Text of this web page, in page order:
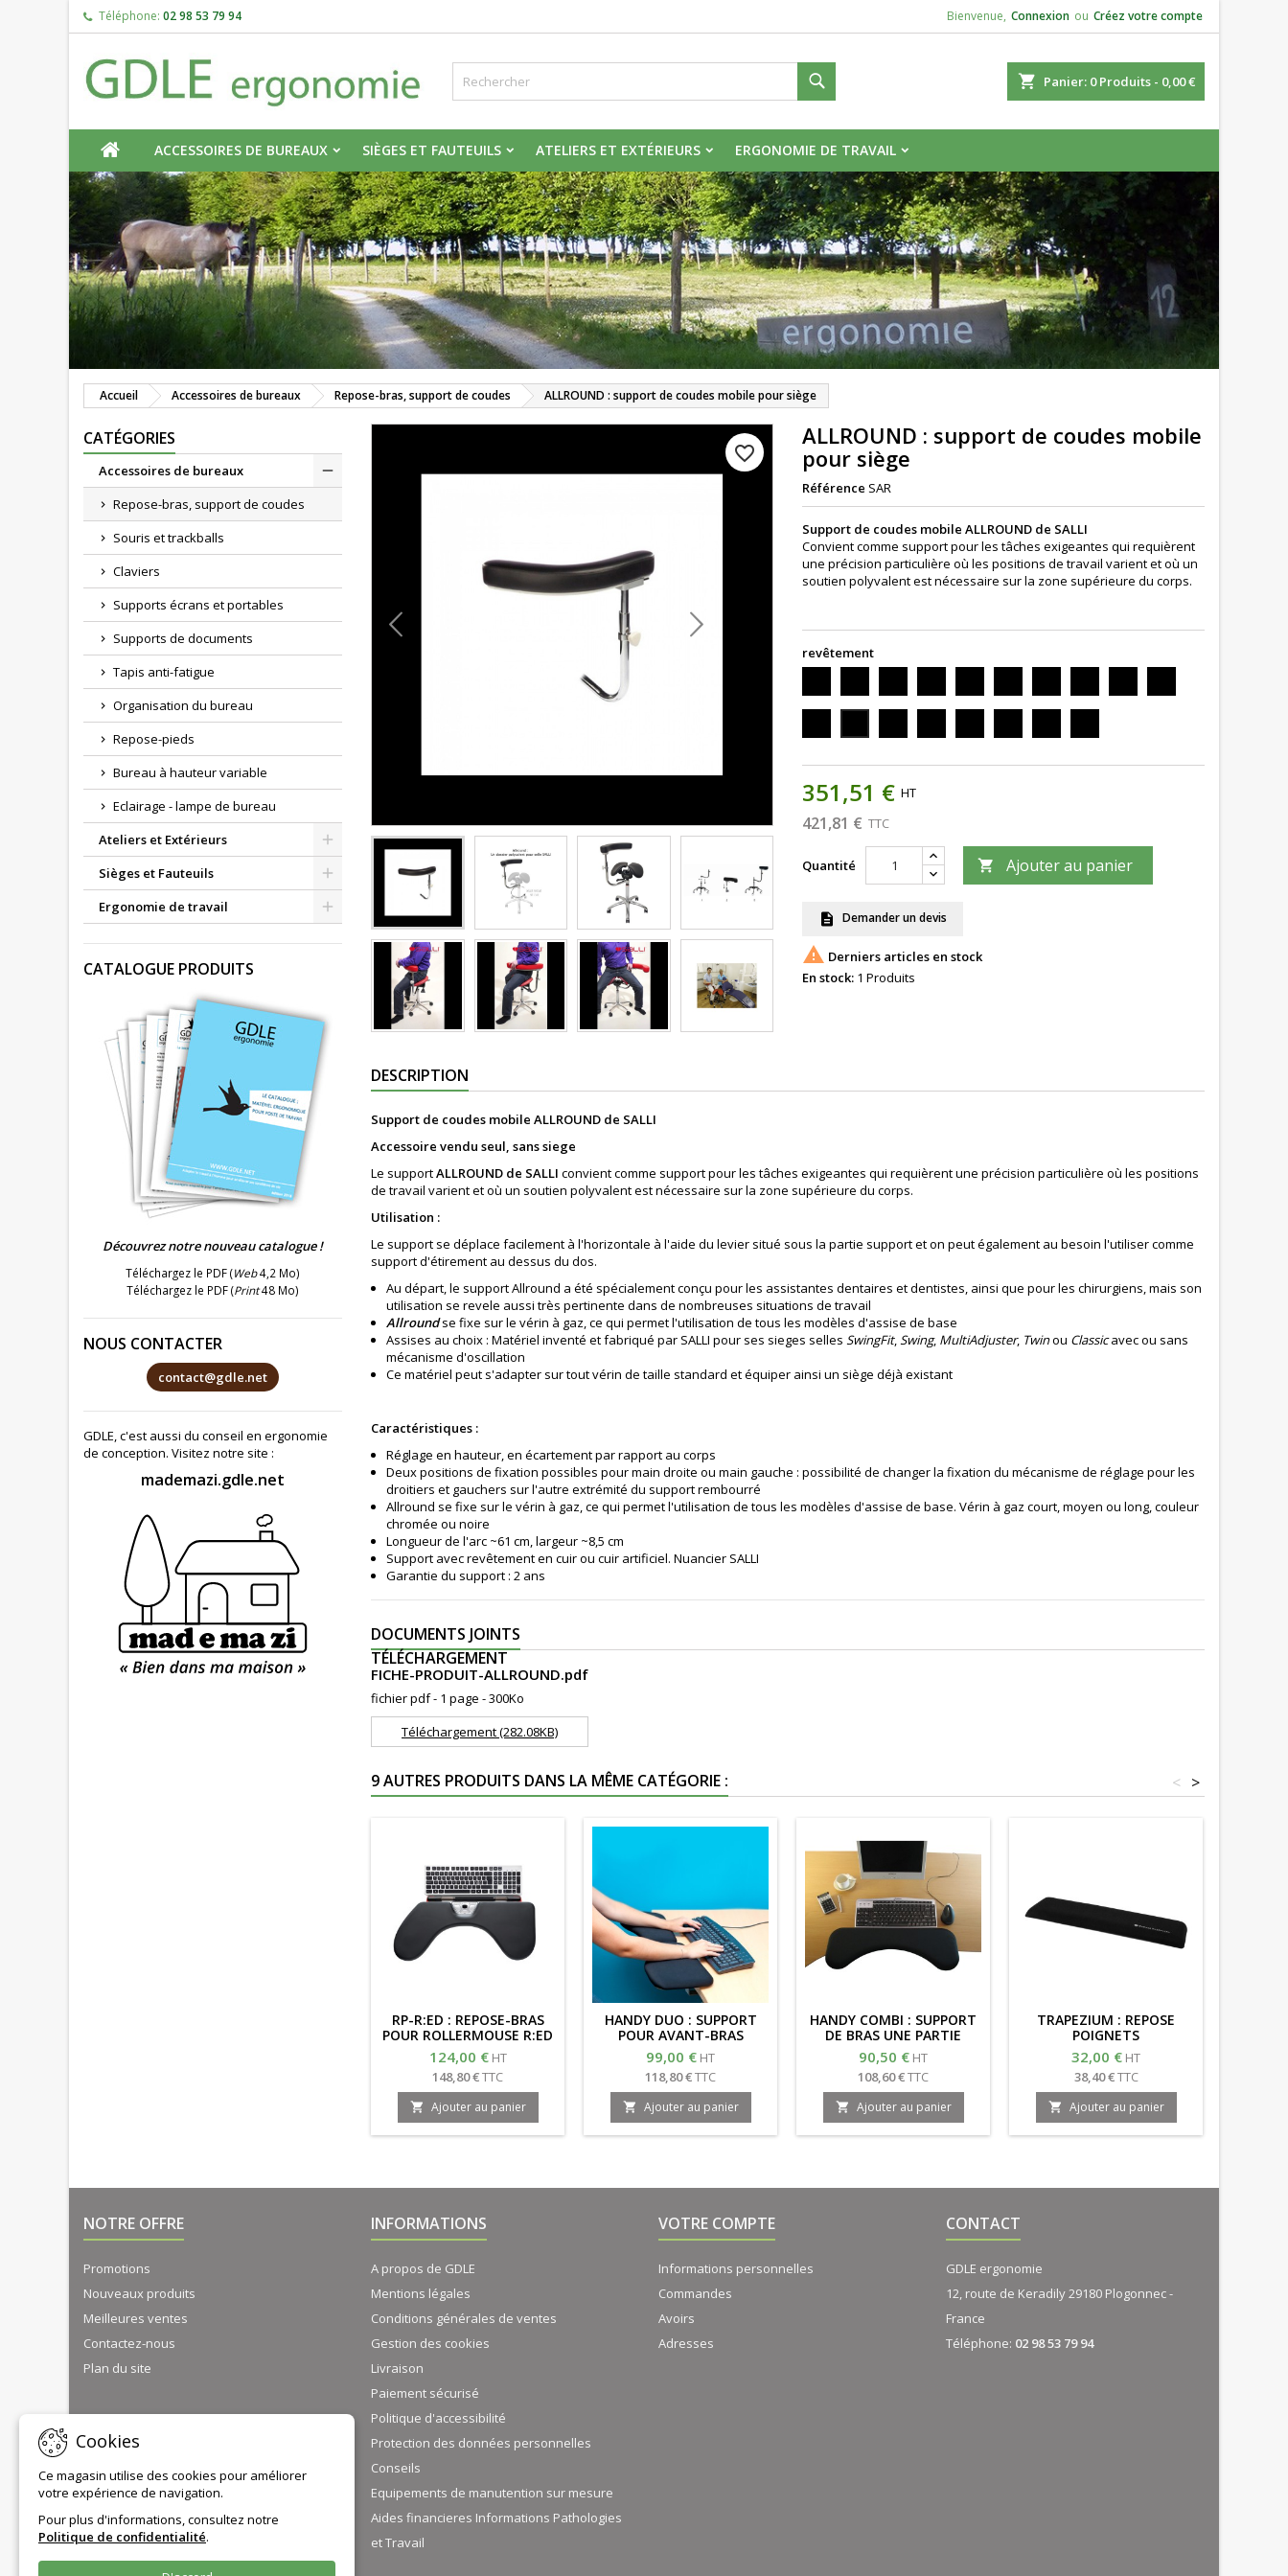
Téléphone: 02 98 53 79 94 Bienvenue, Connexion ou Créez votre compte
Panier 0 Produits - 0,00 €
ACCUEILACCESSOIRES DE BUREAUX SIÈGES ET FAUTEUILS ATELIERS ET EXTÉRIEURS ERGONOMIE DE TRAVAIL
Accueil Accessoires de bureaux Repose-bras, support de coudes ALLROUND : support de coudes mobile pour siège
CATÉGORIES
Accessoires de bureaux
Repose-bras, support de coudes
Souris et trackballs
Claviers
Supports écrans et portables
Supports de documents
Tapis anti-fatigue
Organisation du bureau
Repose-pieds
Bureau à hauteur variable
Eclairage - lampe de bureau
Ateliers et Extérieurs
Sièges et Fauteuils
Ergonomie de travail
CATALOGUE PRODUITS
Découvrez notre nouveau catalogue !
Téléchargez le PDF (Web4,2 Mo)
Téléchargez le PDF (Print48 Mo)
NOUS CONTACTER
contact@gdle.net
GDLE, c'est aussi du conseil en ergonomie
de conception. Visitez notre site :
mademazi.gdle.net
ALLROUND : support de coudes mobile
pour siège
Référence SAR
Support de coudes mobile ALLROUND de SALLI
Convient comme support pour les tâches exigeantes qui requièrent
une précision particulière où les positions de travail varient et où un
soutien polyvalent est nécessaire sur la zone supérieure du corps.
revêtement
Vintage
brown
Vintage
graphite
Violet
57349
White
00105
Navy
blue
Pearl
grey
Saddle
93129
Sea
blue
Stone Purple
Forest
Wine Piquet
05011/PQ
Ferrari Green OrangeBlack Piquet
99999/PQ
351,51 € HT
421,81 € TTC
Quantité  Ajouter au panier
description Demander un devis
favorite_border
 Derniers articles en stock
En stock: 1 Produits
DESCRIPTION
Support de coudes mobile ALLROUND de SALLI
Accessoire vendu seul, sans siege
Le supportALLROUND de SALLI convient comme support pour les tâches exigeantes qui requièrent une précision particulière où les positions
de travail varient et où un soutien polyvalent est nécessaire sur la zone supérieure du corps.
Utilisation :
Le support se déplace facilement à l'horizontale à l'aide du levier situé sous la partie support et on peut également au besoin l'utiliser comme
support d'étirement au dessus du dos.
Au départ, le support Allround a été spécialement conçu pour les assistantes dentaires et dentistes, ainsi que pour les chirurgiens, mais son
utilisation se revele aussi très pertinente dans de nombreuses situations de travail
Allroundse fixe sur le vérin à gaz, ce qui permet l'utilisation de tous les modèles d'assise de base
Assises au choix : Matériel inventé et fabriqué par SALLI pour ses sieges selles SwingFit,Swing, MultiAdjuster, Twinou Classicavec ou sans
mécanisme d'oscillation
Ce matériel peut s'adapter sur tout vérin de taille standard et équiper ainsi un siège déjà existant
Caractéristiques :
Réglage en hauteur, en écartement par rapport au corps
Deux positions de fixation possibles pour main droite ou main gauche : possibilité de changer la fixation du mécanisme de réglage pour les
droitiers et gauchers sur l'autre extrémité du support rembourré
Allround se fixe sur le vérin à gaz, ce qui permet l'utilisation de tous les modèles d'assise de base. Vérin à gaz court, moyen ou long, couleur
chromée ou noire
Longueur de l'arc ~61 cm, largeur ~8,5 cm
Support avec revêtement en cuir ou cuir artificiel. Nuancier SALLI
Garantie du support : 2 ans
DOCUMENTS JOINTS
TÉLÉCHARGEMENT
FICHE-PRODUIT-ALLROUND.pdf
fichier pdf - 1 page - 300Ko
Téléchargement (282.08KB)
9 AUTRES PRODUITS DANS LA MÊME CATÉGORIE : >
<
RP-R:ED : REPOSE-BRAS
POUR ROLLERMOUSE R:ED
124,00 € HT
148,80 €TTC
 Ajouter au panier
HANDY DUO : SUPPORT
POUR AVANT-BRAS
99,00 € HT
118,80 €TTC
 Ajouter au panier
HANDY COMBI : SUPPORT
DE BRAS UNE PARTIE
90,50 € HT
108,60 €TTC
 Ajouter au panier
TRAPEZIUM : REPOSE
POIGNETS
32,00 € HT
38,40 €TTC
 Ajouter au panier
NOTRE OFFRE
Promotions
Nouveaux produits
Meilleures ventes
Contactez-nous
Plan du site
INFORMATIONS
A propos de GDLE
Mentions légales
Conditions générales de ventes
Gestion des cookies
Livraison
Paiement sécurisé
Politique d'accessibilité
Protection des données personnelles
Conseils
Equipements de manutention sur mesure
Aides financieres Informations Pathologies
et Travail
VOTRE COMPTE
Informations personnelles
Commandes
Avoirs
Adresses
CONTACT
GDLE ergonomie
12, route de Keradily 29180 Plogonnec -
France
Téléphone: 02 98 53 79 94
add_circle_outline
Créer une liste d'envies
Annuler Créer une liste d'envies
Connexion
Vous devez être connecté pour ajouter des produits à votre liste d'envies.
Cookies
Ce magasin utilise des cookies pour améliorer
votre expérience de navigation.
Pour plus d'informations, consultez notre
Politique de confidentialité.